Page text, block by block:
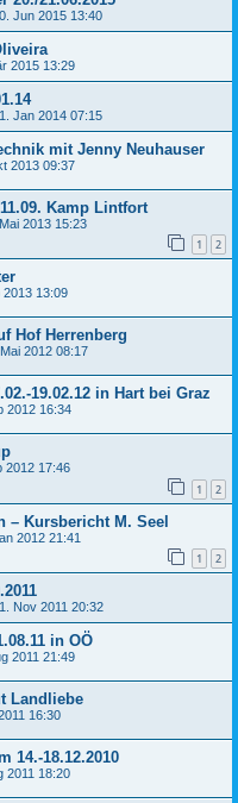
Jun 2015 13:40
2015 13:29
Jan 2014 07:15
mit Jenny Neuhauser
2013 09:37
Kamp Lintfort
2013 15:23
1 2
2013 13:09
Hof Herrenberg
2012 08:17
19.02.12 in Hart bei Graz
2012 16:34
2012 17:46
1 2
Kursbericht M. Seel
2012 21:41
1 2
Nov 2011 20:32
in OÖ
2011 21:49
Landliebe
16:30
14.-18.12.2010
2011 18:20